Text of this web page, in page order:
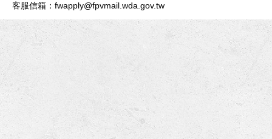
客服信箱：fwapply@fpvmail.wda.gov.tw